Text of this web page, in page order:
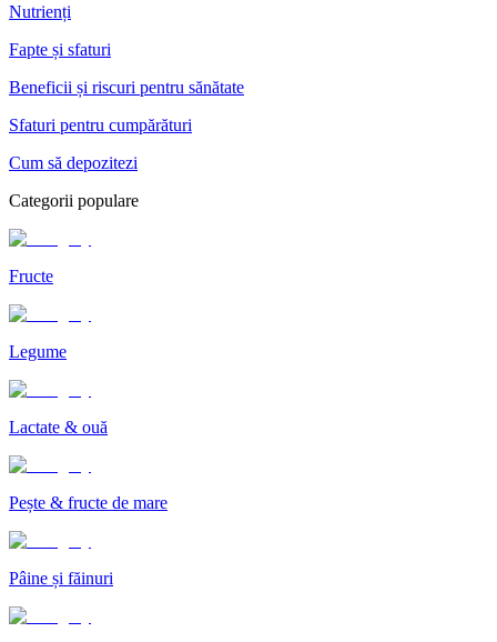
Nutrienți
Fapte și sfaturi
Beneficii și riscuri pentru sănătate
Sfaturi pentru cumpărături
Cum să depozitezi
Categorii populare
Fructe
Legume
Lactate & ouă
Pește & fructe de mare
Pâine și făinuri